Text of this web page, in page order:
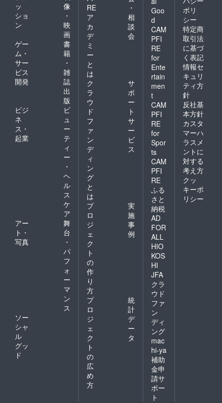
ッ
ショ
ン
像
・
映
画
ゲー
ム・
サー
ビス
開発
書
籍
・
雑
誌
出
版
ビジ
ネ
ス・
起業
ビ
ュ
ー
テ
ィ
ー
・
ヘ
ル
ス
ケ
ア
アー
ト・
写真
舞
台
・
パ
フ
ォ
ー
マ
ン
ス
ソー
シャ
ル
グッ
ド
RE
ア
カ
デ
ミ
ー
と
は
・
相
談
会
ク
ラ
ウ
ド
フ
ァ
ン
デ
ィ
ン
グ
と
は
サ
ポ
ー
ト
サ
ー
ビ
ス
プ
ロ
ジ
ェ
ク
ト
の
作
り
方
実
施
事
例
プ
ロ
ジ
ェ
ク
ト
の
広
め
方
統
計
デ
ー
タ
Goo
d
CAM
PFI
RE
for
Ente
rtain
men
t
CAM
PFI
RE
for
Spor
ts
CAM
PFI
RE
ふる
さと
納税
AD
FOR
ALL
HIO
KOS
HI
JFA
クラ
ウド
ファ
ン
ディ
ング
mac
hi-ya
補助
金申
請サ
ポー
ト
ポリ
シー
特定商
取引法
に基づ
く表記
情報セ
キュリ
ティ方
針
反社基
本方針
カスタ
マーハ
ラスメ
ントに
対する
考え方
クッ
キーポ
リシー